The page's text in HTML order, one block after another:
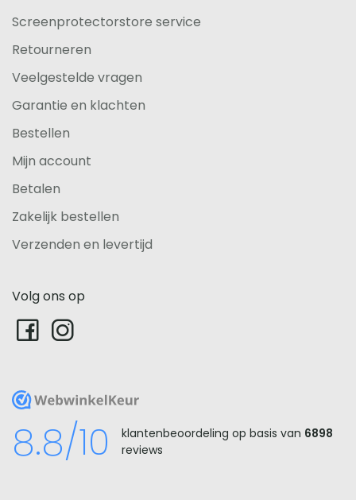
Screenprotectorstore service
Retourneren
Veelgestelde vragen
Garantie en klachten
Bestellen
Mijn account
Betalen
Zakelijk bestellen
Verzenden en levertijd
Volg ons op
WebwinkelKeur
8.8/10 klantenbeoordeling op basis van 6898
reviews